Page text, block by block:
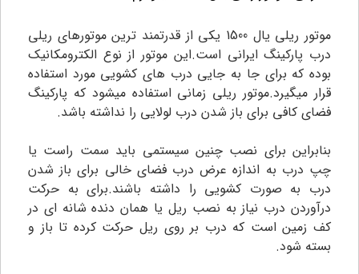
موتور ریلی یال 1500 یکی از قدرتمند ترین موتورهای ریلی
درب پارکینگ ایرانی است.این موتور از نوع الکترومکانیک
بوده که برای جا به جایی درب های کشویی مورد استفاده
قرار میگیرد.موتور ریلی زمانی استفاده میشود که پارکینگ
فضای کافی برای باز شدن درب لولایی را نداشته باشد.
بنابراین برای نصب چنین سیستمی باید سمت راست یا
چپ درب به اندازه عرض درب فضای خالی برای باز شدن
درب به صورت کشویی را داشته باشند.برای به حرکت
درآوردن درب نیاز به نصب ریل یا همان دنده شانه ای در
کف زمین است که درب بر روی ریل حرکت کرده تا باز و
بسته شود.